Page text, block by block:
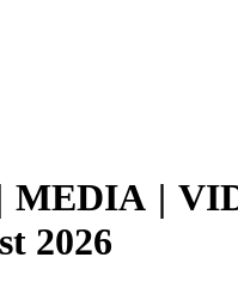
MEDIA |
2026